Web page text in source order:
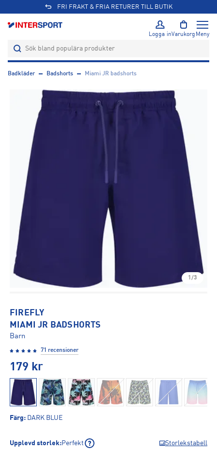
FRI FRAKT & FRIA RETURER TILL BUTIK
Logga inVarukorg Meny
Badkläder Badshorts Miami JR badshorts
1/3
FIREFLY
MIAMI JR BADSHORTS
Barn
71 recensioner
179 kr
Färg: DARK BLUE
Upplevd storlek:Perfekt Storlekstabell